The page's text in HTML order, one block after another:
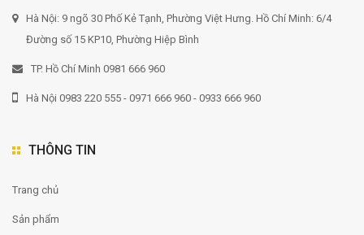
Hà Nội: 9 ngõ 30 Phố Kẻ Tạnh, Phường Việt Hưng. Hồ Chí Minh: 6/4
Đường số 15 KP10, Phường Hiệp Bình
TP. Hồ Chí Minh 0981 666 960
Hà Nội 0983 220 555 - 0971 666 960 - 0933 666 960
THÔNG TIN
Trang chủ
Sản phẩm